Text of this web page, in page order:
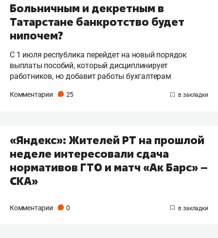
Больничным и декретным в
Татарстане банкротство будет
нипочем?
С 1 июля республика перейдет на новый порядок
выплаты пособий, который дисциплинирует
работников, но добавит работы бухгалтерам
Комментарии 25
«Яндекс»: Жителей РТ на прошлой
неделе интересовали сдача
нормативов ГТО и матч «Ак Барс» –
СКА»
Комментарии 0